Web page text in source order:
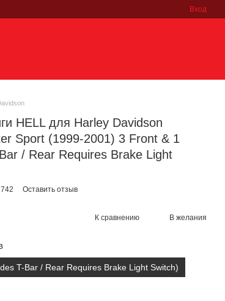
Вход
HELL для Harley Davidson
Sport (1999-2001) 3 Front & 1
/ Rear Requires Brake Light
Оставить отзыв
К сравнению В желания
T-Bar / Rear Requires Brake Light Switch)